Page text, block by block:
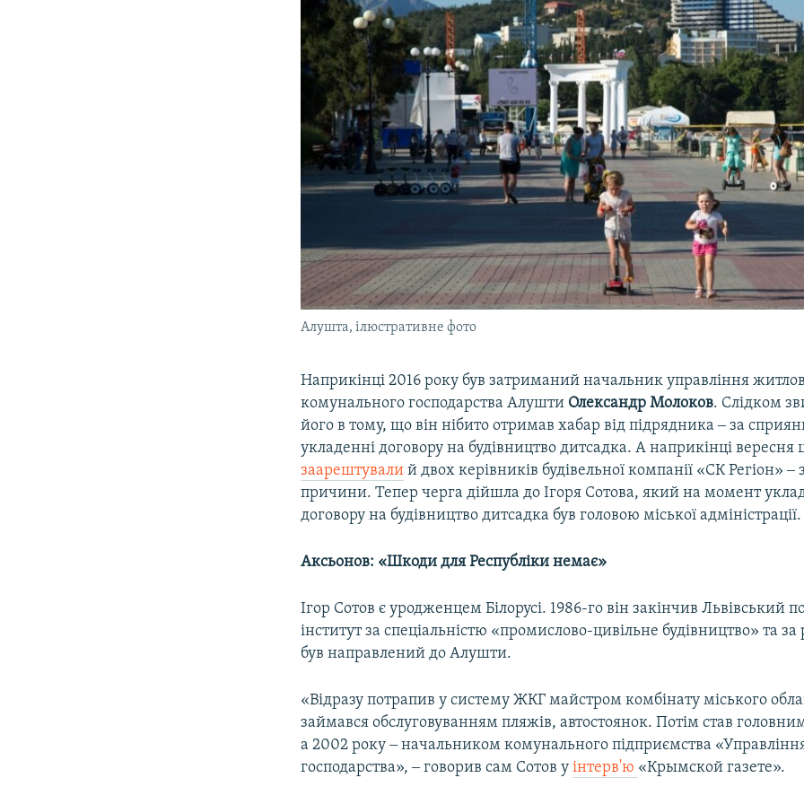
Алушта, ілюстративне фото
Наприкінці 2016 року був затриманий начальник управління
комунального господарства Алушти Олександр Молоков. Слідком
його в тому, що він нібито отримав хабар від підрядника ‒ за
укладенні договору на будівництво дитсадка. А наприкінці вересня
заарештували й двох керівників будівельної компанії «СК Регіон» ‒
причини. Тепер черга дійшла до Ігоря Сотова, який на момент
договору на будівництво дитсадка був головою міської адміністрації.
Аксьонов: «Шкоди для Республіки немає»
Ігор Сотов є уродженцем Білорусі. 1986-го він закінчив Львівський
інститут за спеціальністю «промислово-цивільне будівництво» та за
був направлений до Алушти.
«Відразу потрапив у систему ЖКГ майстром комбінату міського
займався обслуговуванням пляжів, автостоянок. Потім став
а 2002 року ‒ начальником комунального підприємства
господарства», ‒ говорив сам Сотов уінтерв'ю «Крымской газете».